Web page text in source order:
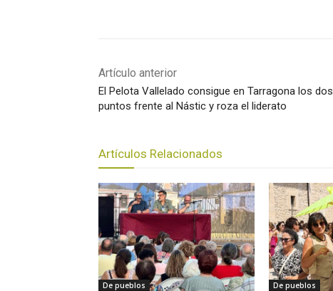
Artículo anterior
El Pelota Vallelado consigue en Tarragona los dos
puntos frente al Nástic y roza el liderato
Artículos Relacionados
De pueblos De pueblos